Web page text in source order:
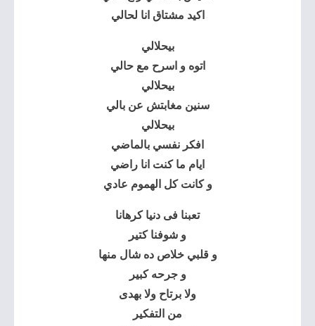
اكيد مشتاق انا لحالي
بيحلالي
اتوه و اسرح مع حالي
بيحلالي
سنين مغابتش عن بالي
بيحلالي
افكر نفسي بالماضي
ايام ما كنت انا راضي
و كانت كل الهموم عادي
تعبنا فى دنيا كرهانا
و شوفنا كتير
و قلبي خلاص ده شال منها
و جرحه كبير
ولا برتاح ولا بهدى
من التفكير